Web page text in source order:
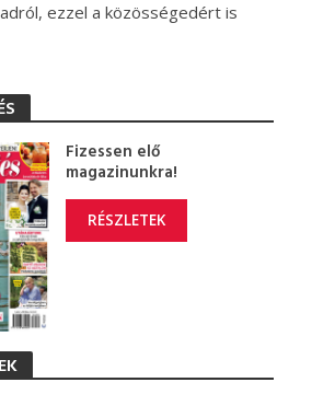
ezzel a közösségedért is
Fizessen elő
magazinunkra!
RÉSZLETEK